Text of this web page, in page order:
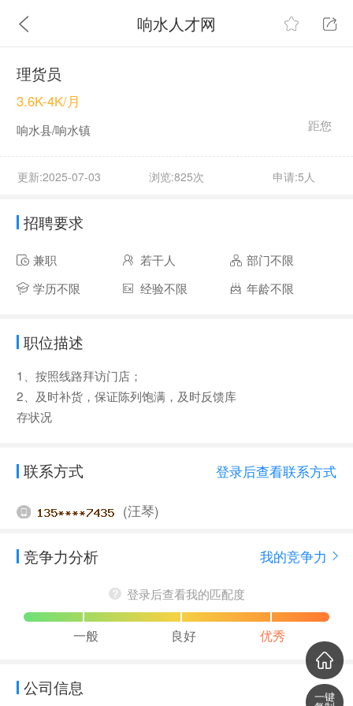
响水人才网
理货员
距您
3.6K-4K/月
响水县/响水镇
更新:2025-07-03 浏览:825次 申请:5人
招聘要求
兼职 若干人
部门不限
学历不限
经验不限 年龄不限
职位描述
1、按照线路拜访门店；
2、及时补货，保证陈列饱满，及时反馈库
存状况
联系方式 登录后查看联系方式
(汪琴)
竞争力分析 我的竞争力
登录后查看我的匹配度
一般 良好 优秀
公司信息 一键